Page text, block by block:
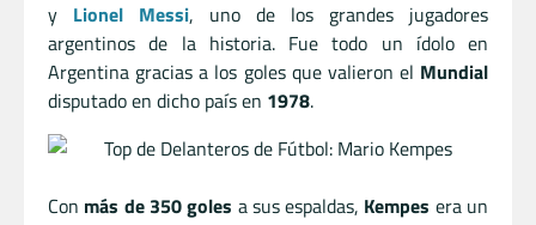
y Lionel Messi, uno de los grandes jugadores
argentinos de la historia. Fue todo un ídolo en
Argentina gracias a los goles que valieron el Mundial
disputado en dicho país en 1978.
Con más de 350 goles a sus espaldas, Kempes era un